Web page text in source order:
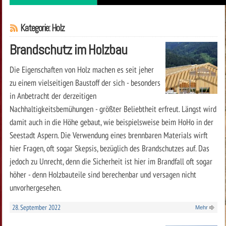
Kategorie: Holz
Brandschutz im Holzbau
Die Eigenschaften von Holz machen es seit jeher
zu einem vielseitigen Baustoff der sich - besonders
in Anbetracht der derzeitigen
Nachhaltigkeitsbemühungen - größter Beliebtheit erfreut. Längst wird
damit auch in die Höhe gebaut, wie beispielsweise beim HoHo in der
Seestadt Aspern. Die Verwendung eines brennbaren Materials wirft
hier Fragen, oft sogar Skepsis, bezüglich des Brandschutzes auf. Das
jedoch zu Unrecht, denn die Sicherheit ist hier im Brandfall oft sogar
höher - denn Holzbauteile sind berechenbar und versagen nicht
unvorhergesehen.
28. September 2022 Mehr